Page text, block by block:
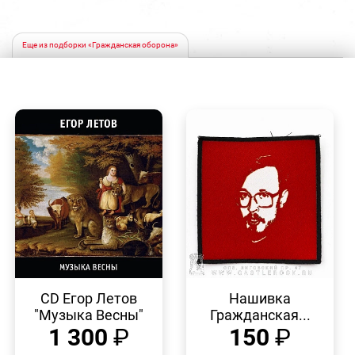
Еще из подборки «Гражданская оборона»
ПРОСМОТР
CD Егор Летов
"Музыка Весны"
1 300 ₽
Нашивка
Гражданская...
150 ₽